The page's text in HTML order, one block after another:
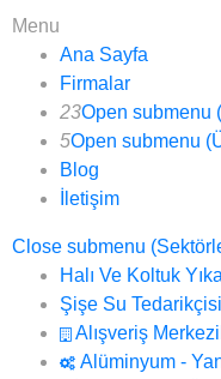
Menu
Ana Sayfa
Firmalar
23Open submenu
5Open submenu
Blog
İletişim
Close submenu
Halı Ve Koltuk
Şişe Su Tedarikçisi
Alışveriş
Alüminyum -